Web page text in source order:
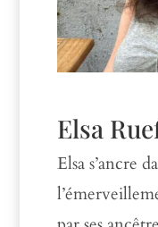
Elsa
Elsa s’ancre